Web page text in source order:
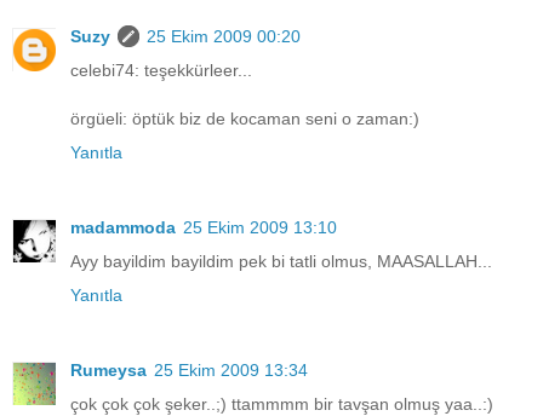
Suzy
25 Ekim 2009 00:20
celebi74: teşekkürleer...
örgüeli: öptük biz de kocaman seni o zaman:)
Yanıtla
madammoda 25 Ekim 2009 13:10
Ayy bayildim bayildim pek bi tatli olmus, MAASALLAH...
Yanıtla
Rumeysa 25 Ekim 2009 13:34
çok çok çok şeker..;) ttammmm bir tavşan olmuş yaa..:)